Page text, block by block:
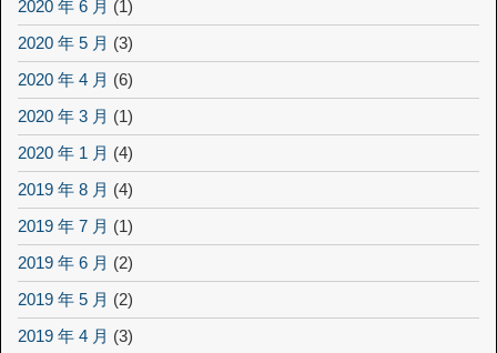
2020 年 6 月 (1)
2020 年 5 月 (3)
2020 年 4 月 (6)
2020 年 3 月 (1)
2020 年 1 月 (4)
2019 年 8 月 (4)
2019 年 7 月 (1)
2019 年 6 月 (2)
2019 年 5 月 (2)
2019 年 4 月 (3)